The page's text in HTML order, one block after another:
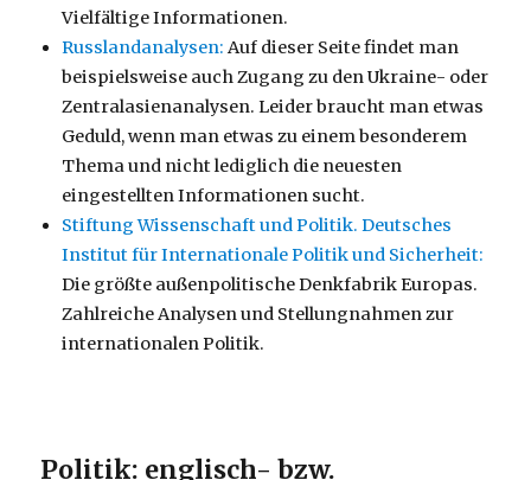
Vielfältige Informationen.
Russlandanalysen: Auf dieser Seite findet man
beispielsweise auch Zugang zu den Ukraine- oder
Zentralasienanalysen. Leider braucht man etwas
Geduld, wenn man etwas zu einem besonderem
Thema und nicht lediglich die neuesten
eingestellten Informationen sucht.
Stiftung Wissenschaft und Politik. Deutsches
Institut für Internationale Politik und Sicherheit:
Die größte außenpolitische Denkfabrik Europas.
Zahlreiche Analysen und Stellungnahmen zur
internationalen Politik.
Politik: englisch- bzw.